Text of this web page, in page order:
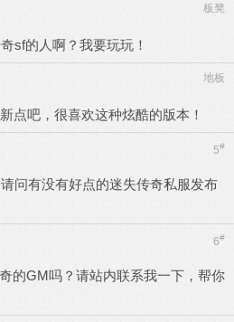
板凳
sf的人啊？我要玩玩！
地板
点吧，很喜欢这种炫酷的版本！
5#
问有没有好点的迷失传奇私服发布
6#
的GM吗？请站内联系我一下，帮你